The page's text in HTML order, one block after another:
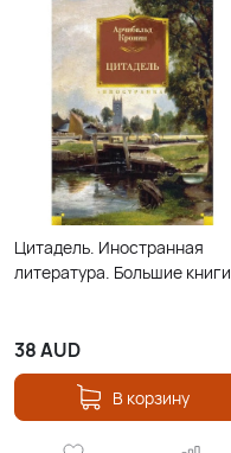
Цитадель. Иностранная
литература. Большие книги
38AUD
В корзину